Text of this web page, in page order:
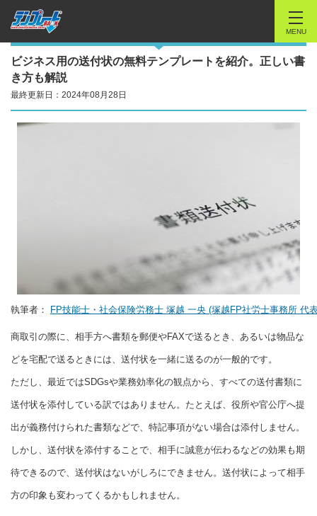
MENU
ビジネス用の送付状の無料テンプレートを紹介。正しい書
き方も解説
最終更新日：2024年08月28日
執筆者： FP技能士・社会保険労務士 塚越 一央 (塚越FP社労士事務所 代
商取引の際に、相手方へ書類を郵便やFAXで送るとき、あるいは物品な
どを宅配で送るときには、送付状を一緒に送るのが一般的です。
ただし、最近ではSDGsや業務効率化の観点から、すべての送付書類に
送付状を添付している訳ではありません。たとえば、役所や官公庁へ提
出が義務付けられた書類などで、特記事項がない場合は添付しません。
しかし、送付状を添付することで、相手に誠意が伝わるなどの効果も期
待できるので、送付状はないがしろにできません。送付状によって相手
方の印象も変わってくるかもしれません。